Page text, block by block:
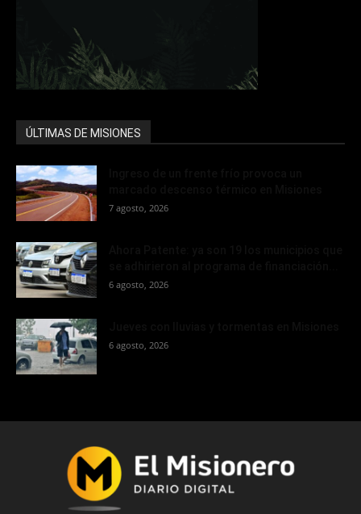
ÚLTIMAS DE MISIONES
7 agosto, 2026
6 agosto, 2026
6 agosto, 2026